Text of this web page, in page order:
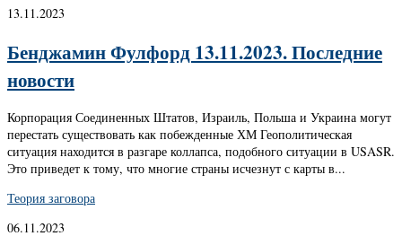
13.11.2023
Бенджамин Фулфорд 13.11.2023. Последние
новости
Корпорация Соединенных Штатов, Израиль, Польша и Украина могут
перестать существовать как побежденные ХМ Геополитическая
ситуация находится в разгаре коллапса, подобного ситуации в USASR.
Это приведет к тому, что многие страны исчезнут с карты в...
Теория заговора
06.11.2023